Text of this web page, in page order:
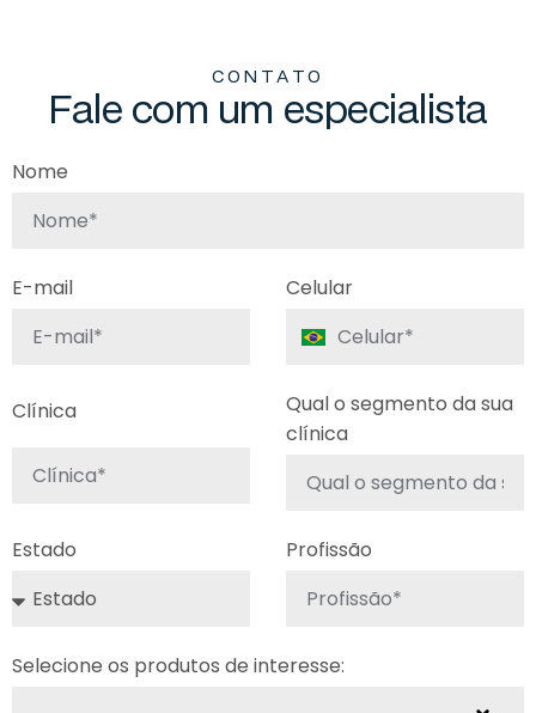
CO N TA O
Fa e com um especia ista
Nome
E-mail Celular
Clínica
Qual o segmento da sua
clínica
Estado Profissão
Selecione os produtos de interesse: